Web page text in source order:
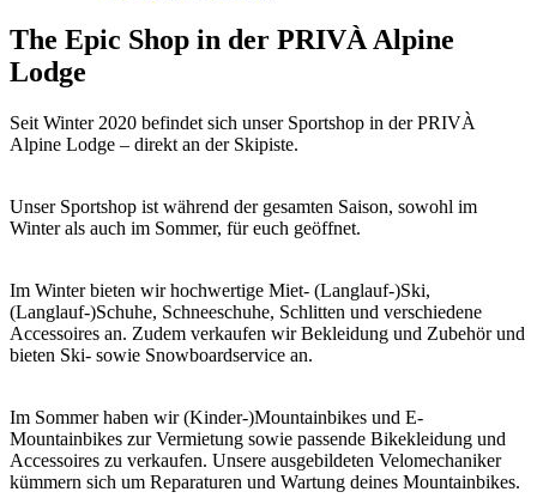
The Epic Shop in der PRIVÀ Alpine
Lodge
Seit Winter 2020 befindet sich unser Sportshop in der PRIVÀ
Alpine Lodge – direkt an der Skipiste.
Unser Sportshop ist während der gesamten Saison, sowohl im
Winter als auch im Sommer, für euch geöffnet.
Im Winter bieten wir hochwertige Miet- (Langlauf-)Ski,
(Langlauf-)Schuhe, Schneeschuhe, Schlitten und verschiedene
Accessoires an. Zudem verkaufen wir Bekleidung und Zubehör und
bieten Ski- sowie Snowboardservice an.
Im Sommer haben wir (Kinder-)Mountainbikes und E-
Mountainbikes zur Vermietung sowie passende Bikekleidung und
Accessoires zu verkaufen. Unsere ausgebildeten Velomechaniker
kümmern sich um Reparaturen und Wartung deines Mountainbikes.